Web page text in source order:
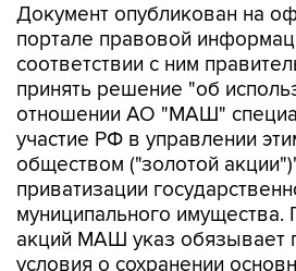
Документ опубликован на
портале правовой
соответствии с ним
принять решение "об
отношении АО "МАШ"
участие РФ в управлении
обществом ("золотой
приватизации
муниципального имущества.
акций МАШ указ обязывает
условия о сохранении